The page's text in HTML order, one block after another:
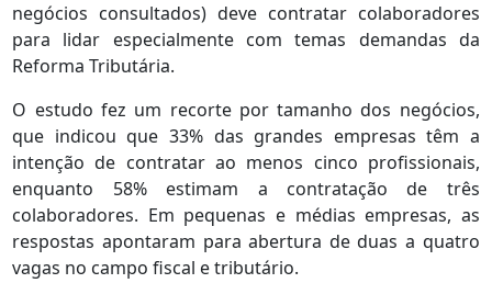
negócios consultados) deve contratar colaboradores
para lidar especialmente com temas demandas da
Reforma Tributária.
O estudo fez um recorte por tamanho dos negócios,
que indicou que 33% das grandes empresas têm a
intenção de contratar ao menos cinco profissionais,
enquanto 58% estimam a contratação de três
colaboradores. Em pequenas e médias empresas, as
respostas apontaram para abertura de duas a quatro
vagas no campo fiscal e tributário.